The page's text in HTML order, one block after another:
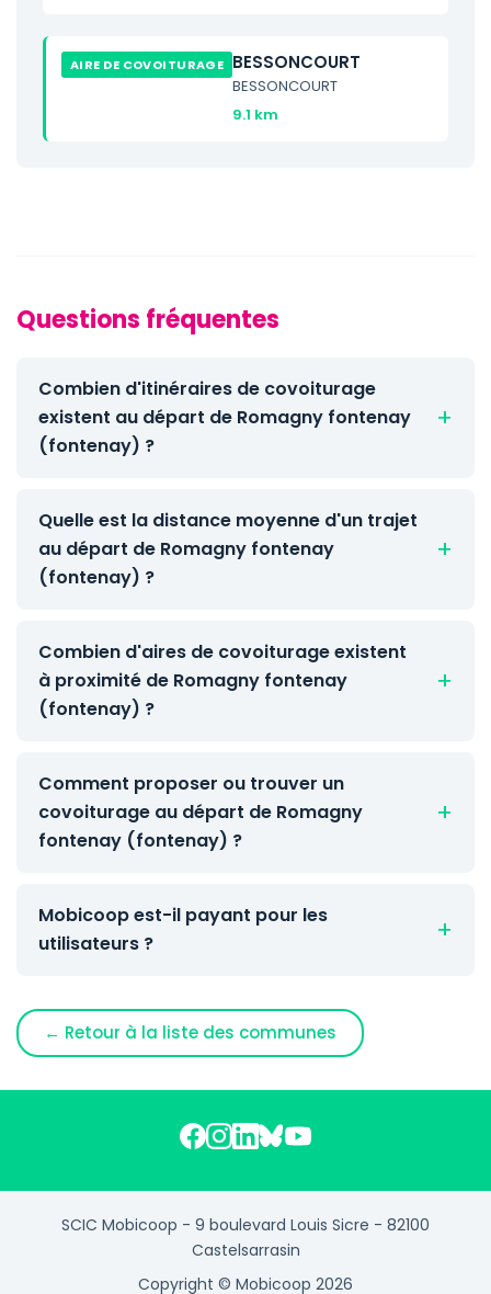
AIRE DE COVOITURAGE BESSONCOURT
BESSONCOURT
9.1 km
Questions fréquentes
Combien d'itinéraires de covoiturage
existent au départ de Romagny fontenay
(fontenay) ?
Quelle est la distance moyenne d'un trajet
au départ de Romagny fontenay
(fontenay) ?
Combien d'aires de covoiturage existent
à proximité de Romagny fontenay
(fontenay) ?
Comment proposer ou trouver un
covoiturage au départ de Romagny
fontenay (fontenay) ?
Mobicoop est-il payant pour les
utilisateurs ?
← Retour à la liste des communes
SCIC Mobicoop - 9 boulevard Louis Sicre - 82100
Castelsarrasin
Copyright © Mobicoop 2026